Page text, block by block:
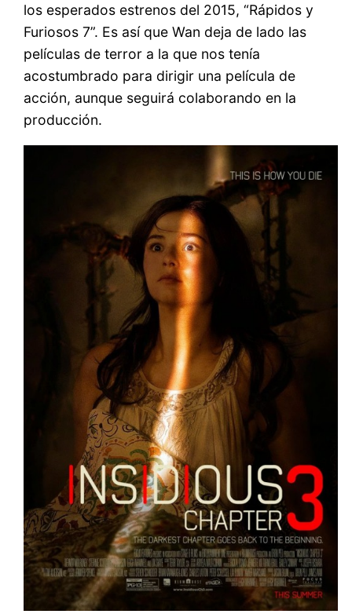
los esperados estrenos del 2015, “Rápidos y
Furiosos 7”. Es así que Wan deja de lado las
películas de terror a la que nos tenía
acostumbrado para dirigir una película de
acción, aunque seguirá colaborando en la
producción.